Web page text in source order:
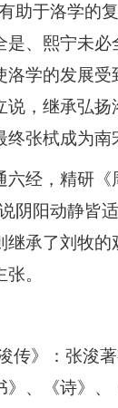
助于洛学的
是、熙宁未必
洛学的发展受
说，继承弘
张栻成为南
经，精研《
阴阳动静皆
继承了刘牧的
。
》：张浚著
、《诗》、